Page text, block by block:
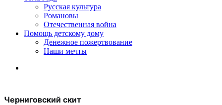
Русская культура
Романовы
Отечественная война
Помощь детскому дому
Денежное пожертвование
Наши мечты
Черниговский скит